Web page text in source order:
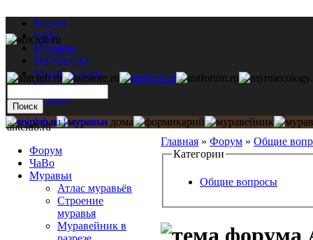
Форум
ЧаВо
Муравьи
Библиотека
Муравьи дома
Мастерская
Каталог
Главная » Форум » Общие
Категории
Общие вопросы
antclub.ru
Форум
ЧаВо
Муравьи
Атлас муравьёв
Строение
муравья
Муравейник в